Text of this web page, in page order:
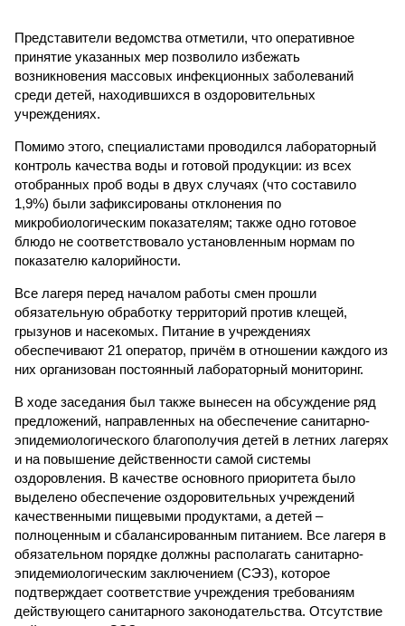
Представители ведомства отметили, что оперативное
принятие указанных мер позволило избежать
возникновения массовых инфекционных заболеваний
среди детей, находившихся в оздоровительных
учреждениях.
Помимо этого, специалистами проводился лабораторный
контроль качества воды и готовой продукции: из всех
отобранных проб воды в двух случаях (что составило
1,9%) были зафиксированы отклонения по
микробиологическим показателям; также одно готовое
блюдо не соответствовало установленным нормам по
показателю калорийности.
Все лагеря перед началом работы смен прошли
обязательную обработку территорий против клещей,
грызунов и насекомых. Питание в учреждениях
обеспечивают 21 оператор, причём в отношении каждого из
них организован постоянный лабораторный мониторинг.
В ходе заседания был также вынесен на обсуждение ряд
предложений, направленных на обеспечение санитарно-
эпидемиологического благополучия детей в летних лагерях
и на повышение действенности самой системы
оздоровления. В качестве основного приоритета было
выделено обеспечение оздоровительных учреждений
качественными пищевыми продуктами, а детей –
полноценным и сбалансированным питанием. Все лагеря в
обязательном порядке должны располагать санитарно-
эпидемиологическим заключением (СЭЗ), которое
подтверждает соответствие учреждения требованиям
действующего санитарного законодательства. Отсутствие